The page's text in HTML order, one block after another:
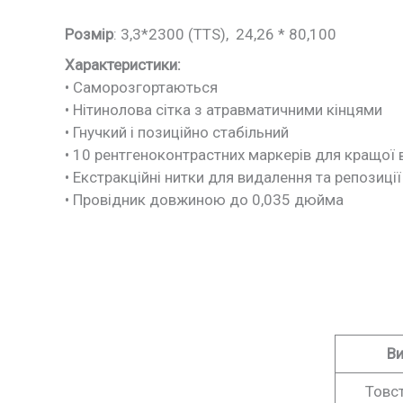
Розмір: 3,3*2300 (TTS), 24,26 * 80,100
Характеристики:
• Саморозгортаються
• Нітинолова сітка з атравматичними кінцями
• Гнучкий і позиційно стабільний
• 10 рентгеноконтрастних маркерів для кращої
• Екстракційні нитки для видалення та репозиції
• Провідник довжиною до 0,035 дюйма